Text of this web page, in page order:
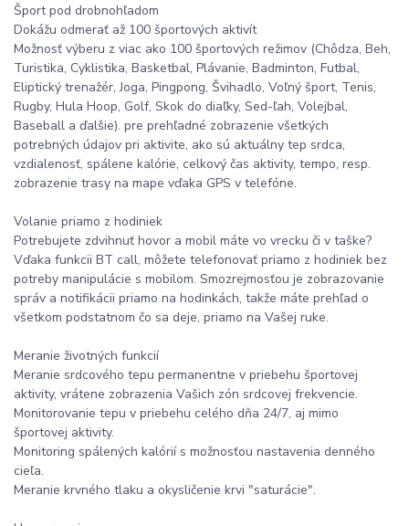
Šport pod drobnohľadom
Dokážu odmerať až 100 športových aktivít
Možnosť výberu z viac ako 100 športových režimov (Chôdza, Beh,
Turistika, Cyklistika, Basketbal, Plávanie, Badminton, Futbal,
Eliptický trenažér, Joga, Pingpong, Švihadlo, Voľný šport, Tenis,
Rugby, Hula Hoop, Golf, Skok do diaľky, Sed-ľah, Volejbal,
Baseball a ďalšie). pre prehľadné zobrazenie všetkých
potrebných údajov pri aktivite, ako sú aktuálny tep srdca,
vzdialenosť, spálene kalórie, celkový čas aktivity, tempo, resp.
zobrazenie trasy na mape vďaka GPS v telefóne.
Volanie priamo z hodiniek
Potrebujete zdvihnuť hovor a mobil máte vo vrecku či v taške?
Vďaka funkcii BT call, môžete telefonovať priamo z hodiniek bez
potreby manipulácie s mobilom. Smozrejmosťou je zobrazovanie
správ a notifikácii priamo na hodinkách, takže máte prehľad o
všetkom podstatnom čo sa deje, priamo na Vašej ruke.
Meranie životných funkcií
Meranie srdcového tepu permanentne v priebehu športovej
aktivity, vrátene zobrazenia Vašich zón srdcovej frekvencie.
Monitorovanie tepu v priebehu celého dňa 24/7, aj mimo
športovej aktivity.
Monitoring spálených kalórií s možnosťou nastavenia denného
cieľa.
Meranie krvného tlaku a okysličenie krvi "saturácie".